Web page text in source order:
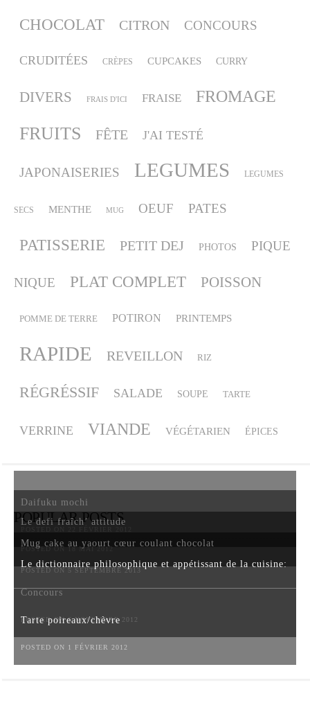
CHOCOLAT CITRON CONCOURS
CRUDITÉES CRÈPES CUPCAKES CURRY
DIVERS FRAIS D'ICI FRAISE FROMAGE
FRUITS FÊTE J'AI TESTÉ
JAPONAISERIES LEGUMES LEGUMES
SECS MENTHE MUG OEUF PATES
PATISSERIE PETIT DEJ PHOTOS PIQUE
NIQUE PLAT COMPLET POISSON
POMME DE TERRE POTIRON PRINTEMPS
RAPIDE REVEILLON RIZ
RÉGRÉSSIF SALADE SOUPE TARTE
VERRINE VIANDE VÉGÉTARIEN ÉPICES
POPULAR POSTS
Daifuku mochi
Le defi fraîch’ attitude
POSTED ON 18 MAI 2012
Mug cake au yaourt cœur coulant chocolat
POSTED ON 5 SEPTEMBRE 2013
Le dictionnaire philosophique et appétissant de la cuisine:
Concours
POSTED ON 6 NOVEMBRE 2012
Tarte poireaux/chèvre
POSTED ON 1 FÉVRIER 2012